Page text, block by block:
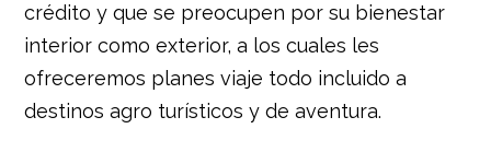
crédito y que se preocupen por su bienestar
interior como exterior, a los cuales les
ofreceremos planes viaje todo incluido a
destinos agro turísticos y de aventura.